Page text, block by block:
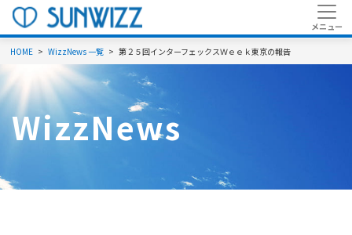
HOME WizzNews 一覧 第２５回インターフェックスＷｅｅｋ東京の報告
WizzNews